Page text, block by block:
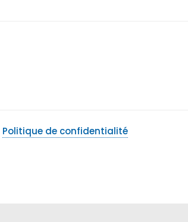
Politique de confidentialité